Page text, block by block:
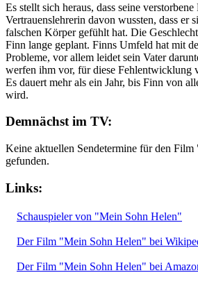
Es stellt sich heraus, dass seine
Vertrauenslehrerin davon wussten, dass er
falschen Körper gefühlt hat. Die
Finn lange geplant. Finns Umfeld hat mit
Probleme, vor allem leidet sein Vater
werfen ihm vor, für diese Fehlentwicklung
Es dauert mehr als ein Jahr, bis Finn von
wird.
Demnächst im TV:
Keine aktuellen Sendetermine für den
gefunden.
Links:
Schauspieler von "Mein Sohn Helen"
Der Film "Mein Sohn Helen" bei
Der Film "Mein Sohn Helen" bei